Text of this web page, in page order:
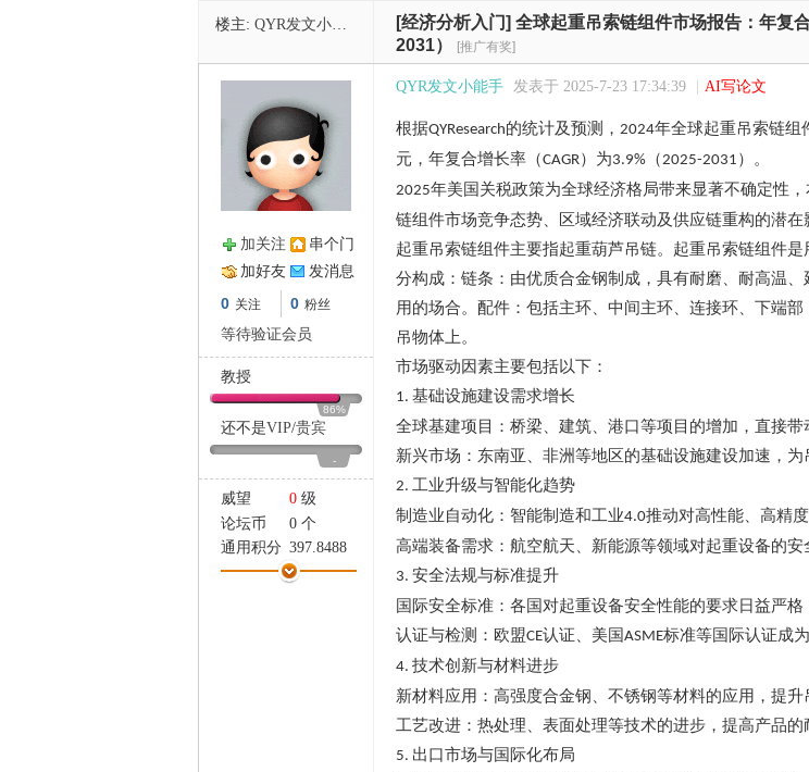
楼主: QYR发文小能手 [经济分析入门] 全球起重吊索链组件市场报告：年复
2031）
[推广有奖]
加关注
串个门
加好友
发消息
0 关注 0 粉丝
等待验证会员
教授
86%
还不是VIP/贵宾
-
威望 0 级
论坛币
0 个
通用积分 397.8488
学术水平
0 点
QYR发文小能手 发表于 2025-7-23 17:34:39 AI写论文
根据QYResearch的统计及预测， 2024年全球起重吊索链组
元，年复合增长率（CAGR）为3.9% （2025-2031 ）。
2025年美国关税政策为全球经济格局带来显著不确定性
链组件市场竞争态势、区域经济联动及供应链重构的潜在
起重吊索链组件主要指起重葫芦吊链。起重吊索链组件
分构成：链条：由优质合金钢制成，具有耐磨、耐高温
用的场合。配件：包括主环、中间主环、连接环、下端
吊物体上。
市场驱动因素主要包括以下：
1. 基础设施建设需求增长
全球基建项目：桥梁、建筑、港口等项目的增加，直接带
新兴市场：东南亚、非洲等地区的基础设施建设加速，为
2. 工业升级与智能化趋势
制造业自动化：智能制造和工业4.0推动对高性能、高精
高端装备需求：航空航天、新能源等领域对起重设备的
3. 安全法规与标准提升
国际安全标准：各国对起重设备安全性能的要求日益严格
认证与检测：欧盟CE认证、美国 ASME标准等国际认证成
4. 技术创新与材料进步
新材料应用：高强度合金钢、不锈钢等材料的应用，提
工艺改进：热处理、表面处理等技术的进步，提高产品的
5. 出口市场与国际化布局